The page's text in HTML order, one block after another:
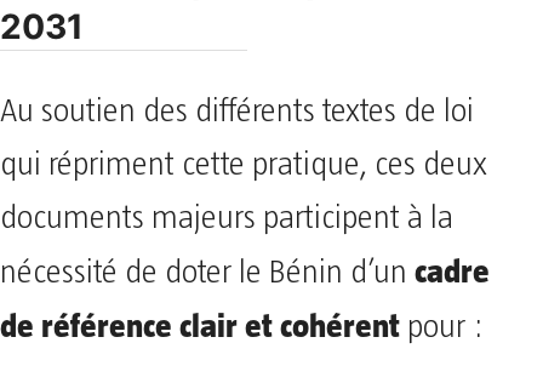
2031
Au soutien des différents textes de loi
qui répriment cette pratique, ces deux
documents majeurs participent à la
nécessité de doter le Bénin d’un cadre
de référence clair et cohérent pour :